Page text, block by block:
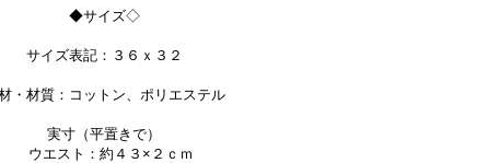
◆サイズ◇
サイズ表記：３６ｘ３２
・材質：コットン、ポリエステル
実寸（平置きで）
ウエスト：約４３×２ｃｍ